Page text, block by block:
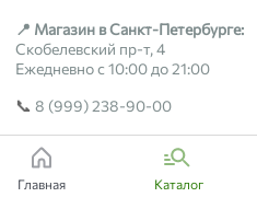
📍 Магазин в Санкт-Петербурге:
Скобелевский пр-т, 4
Ежедневно с 10:00 до 21:00
📞 8 (999) 238-90-00
2018-2026 © kmf78.ru
Главная Каталог